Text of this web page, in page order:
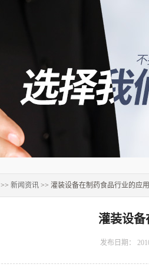
>> 新闻资讯 >> 灌装设备在制药食品行业的应用
灌装设备
发布日期：